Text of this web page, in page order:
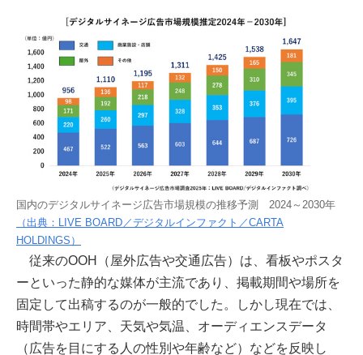
国内のデジタルサイネージ広告市場規模の推移予測 2024～2030年
（出典：LIVE BOARD／デジタルインファクト／CARTA
HOLDINGS）
従来のOOH（屋外広告や交通広告）は、看板やポスタ
ーといった静的な媒体が主流であり、掲載期間や場所を
固定して出稿するのが一般的でした。しかし現在では、
時間帯やエリア、天気や気温、オーディエンスデータ
（広告を目にする人の性別や年齢など）などを反映し